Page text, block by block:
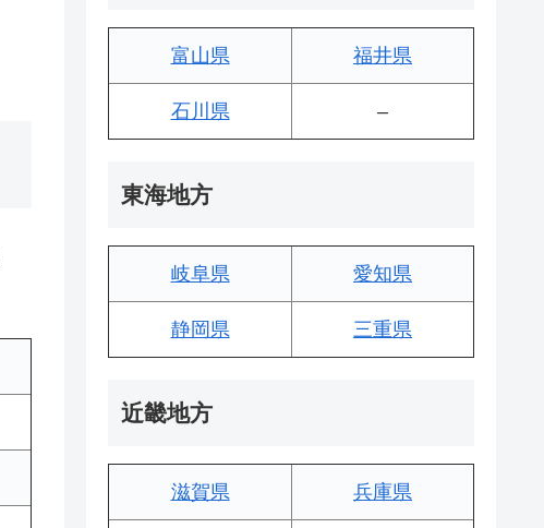
富山県 福井県
石川県 –
東海地方
岐阜県 愛知県
静岡県 三重県
近畿地方
滋賀県 兵庫県